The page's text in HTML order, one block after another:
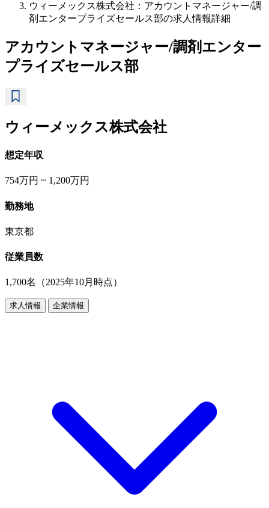
ウィーメックス株式会社：アカウントマネージャー/調
剤エンタープライズセールス部の求人情報詳細
アカウントマネージャー/調剤エンター
プライズセールス部
ウィーメックス株式会社
想定年収
754万円 ~ 1,200万円
勤務地
東京都
従業員数
1,700名（2025年10月時点）
求人情報 企業情報